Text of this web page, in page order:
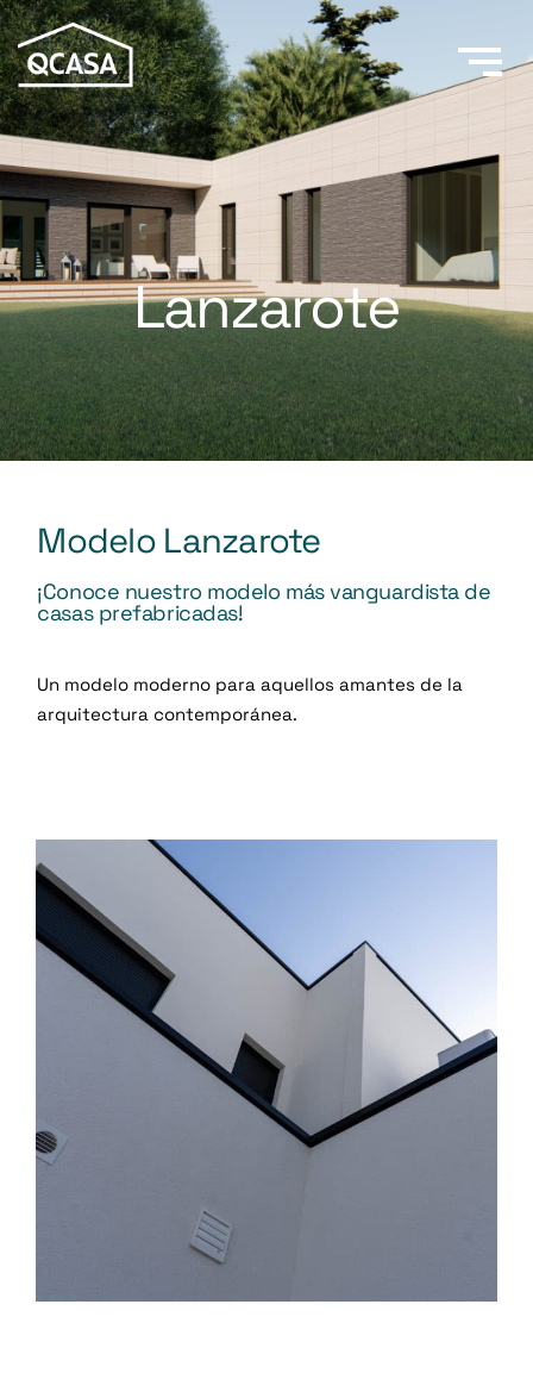
Lanzarote
Modelo Lanzarote
¡Conoce nuestro modelo más vanguardista de
casas prefabricadas!
Un modelo moderno para aquellos amantes de la
arquitectura contemporánea.